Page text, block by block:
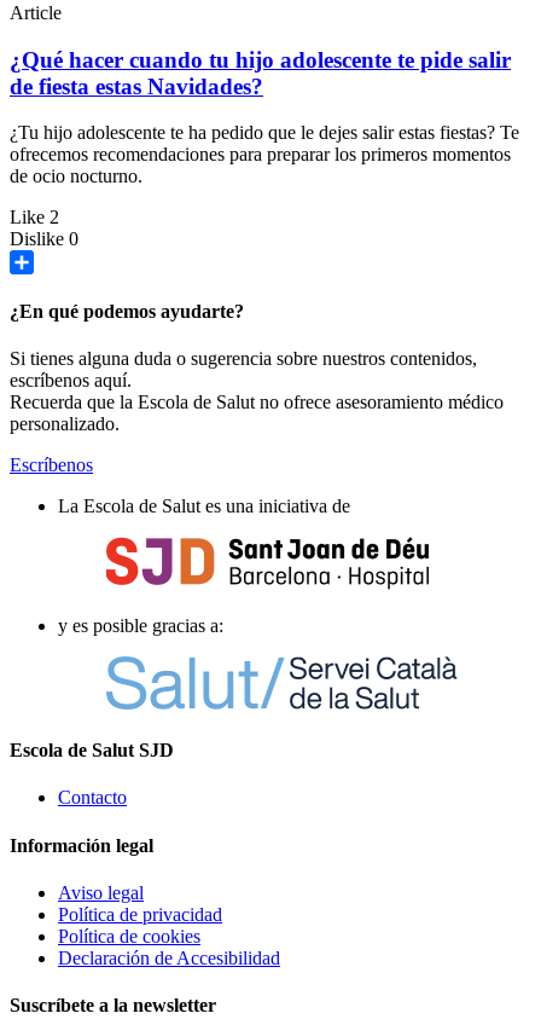
Article
¿Qué hacer cuando tu hijo adolescente te pide salir
de fiesta estas Navidades?
¿Tu hijo adolescente te ha pedido que le dejes salir estas fiestas? Te
ofrecemos recomendaciones para preparar los primeros momentos
de ocio nocturno.
Like 2
Dislike 0
¿En qué podemos ayudarte?
Si tienes alguna duda o sugerencia sobre nuestros contenidos,
escríbenos aquí.
Recuerda que la Escola de Salut no ofrece asesoramiento médico
personalizado.
Escríbenos
La Escola de Salut es una iniciativa de
y es posible gracias a:
Escola de Salut SJD
Contacto
Información legal
Aviso legal
Política de privacidad
Política de cookies
Declaración de Accesibilidad
Suscríbete a la newsletter